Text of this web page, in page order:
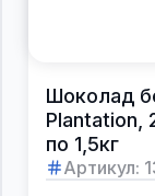
Шоколад
Plantation,
по 1,5кг
Артикул: